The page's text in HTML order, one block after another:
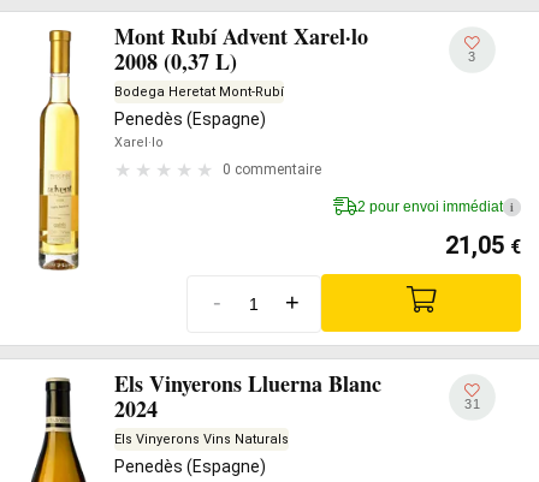
Mont Rubí Advent Xarel·lo
2008 (0,37 L)
Bodega Heretat Mont-Rubí
Penedès (Espagne)
Xarel·lo
0 commentaire
3
2 pour envoi immédiat i
21,05 €
- +
Els Vinyerons Lluerna Blanc
2024
Els Vinyerons Vins Naturals
Penedès (Espagne)
31